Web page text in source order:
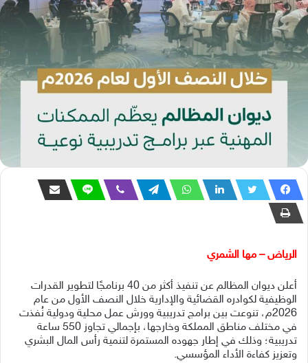
الرياض – مها الشمري
أعلن ديوان المظالم عن تنفيذ أكثر من 40 برنامجًا لتطوير القدرات
الوظيفية لكوادره القضائية والإدارية خلال النصف الأول من عام
2026م، تنوعت بين برامج تدريبية وورش عمل محلية ودولية نُفذت
في مختلف مناطق المملكة وخارجها، بإجمالي تجاوز 550 ساعة
تدريبية؛ وذلك في إطار جهوده المستمرة لتنمية رأس المال البشري
وتعزيز كفاءة الأداء المؤسسي.